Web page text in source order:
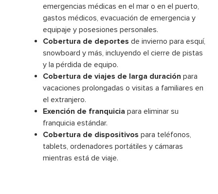
emergencias médicas en el mar o en el puerto,
gastos médicos, evacuación de emergencia y
equipaje y posesiones personales.
Cobertura de deportes de invierno para esquí,
snowboard y más, incluyendo el cierre de pistas
y la pérdida de equipo.
Cobertura de viajes de larga duración para
vacaciones prolongadas o visitas a familiares en
el extranjero.
Exención de franquicia para eliminar su
franquicia estándar.
Cobertura de dispositivos para teléfonos,
tablets, ordenadores portátiles y cámaras
mientras está de viaje.